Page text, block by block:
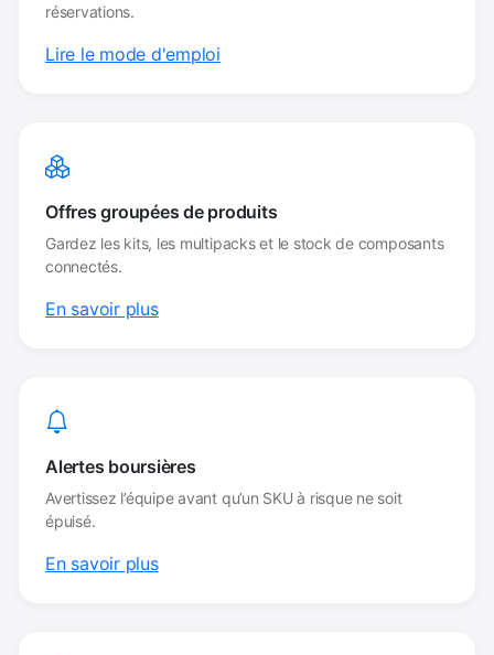
réservations.
Lire le mode d'emploi
Offres groupées de produits
Gardez les kits, les multipacks et le stock de composants
connectés.
En savoir plus
Alertes boursières
Avertissez l’équipe avant qu’un SKU à risque ne soit
épuisé.
En savoir plus